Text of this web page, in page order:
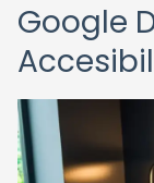
Google